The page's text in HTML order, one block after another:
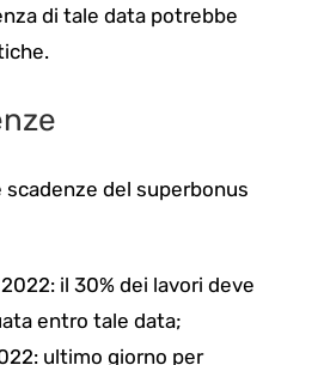
di tale data potrebbe
del superbonus
il 30% dei lavori deve
entro tale data;
ultimo giorno per